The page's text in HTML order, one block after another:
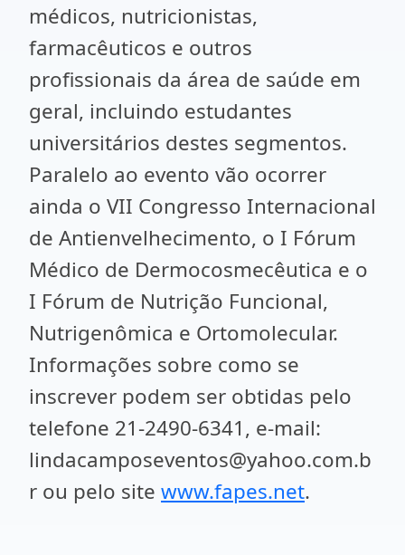
médicos, nutricionistas,
farmacêuticos e outros
profissionais da área de saúde em
geral, incluindo estudantes
universitários destes segmentos.
Paralelo ao evento vão ocorrer
ainda o VII Congresso Internacional
de Antienvelhecimento, o I Fórum
Médico de Dermocosmecêutica e o
I Fórum de Nutrição Funcional,
Nutrigenômica e Ortomolecular.
Informações sobre como se
inscrever podem ser obtidas pelo
telefone 21-2490-6341, e-mail:
lindacamposeventos@yahoo.com.b
r ou pelo site www.fapes.net.